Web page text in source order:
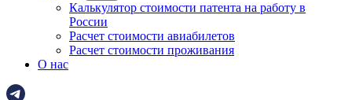
Калькулятор стоимости патента на работу в
России
Расчет стоимости авиабилетов
Расчет стоимости проживания
О нас